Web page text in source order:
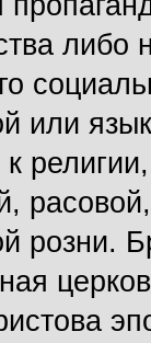
либо
или
розни.